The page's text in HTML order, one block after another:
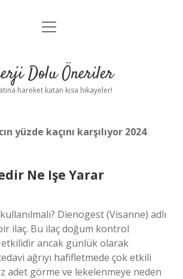
Anasayfa
Yasal Uyarı
menüyü
Dolu Öneriler
hareket katan kısa hikayeler!
yüzde kaçını karşılıyor 2024
Ne Işe Yarar
Dienogest (Visanne) adlı
ilaç. Bu ilaç doğum kontrol
etkilidir ancak günlük olarak
ağrıyı hafifletmede çok etkili
adet görme ve lekelenmeye neden